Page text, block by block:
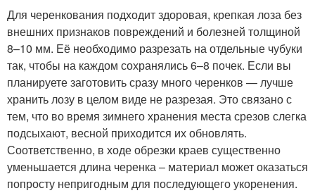
Для черенкования подходит здоровая, крепкая лоза без
внешних признаков повреждений и болезней толщиной
8–10 мм. Её необходимо разрезать на отдельные чубуки
так, чтобы на каждом сохранялись 6–8 почек. Если вы
планируете заготовить сразу много черенков — лучше
хранить лозу в целом виде не разрезая. Это связано с
тем, что во время зимнего хранения места срезов слегка
подсыхают, весной приходится их обновлять.
Соответственно, в ходе обрезки краев существенно
уменьшается длина черенка – материал может оказаться
попросту непригодным для последующего укоренения.